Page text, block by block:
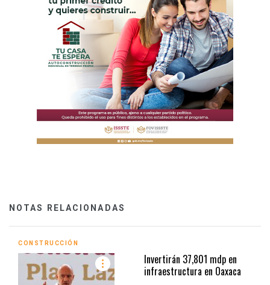
NOTAS RELACIONADAS
CONSTRUCCIÓN
Invertirán 37,801 mdp en
infraestructura en Oaxaca